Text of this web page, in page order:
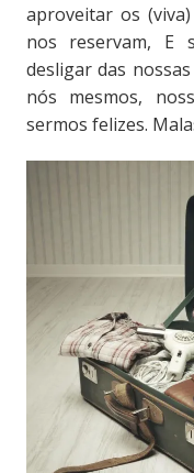
aproveitar os
nos reservam, E
desligar das
nós mesmos,
sermos felizes.